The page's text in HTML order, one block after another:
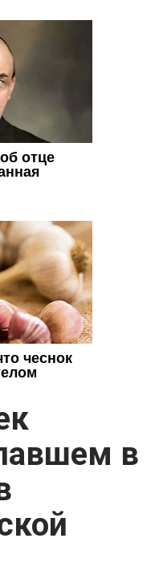
в